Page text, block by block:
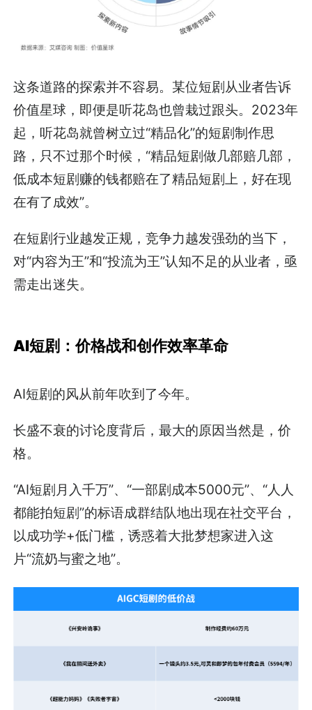
这条道路的探索并不容易。某位短剧从业者告诉
价值星球，即便是听花岛也曾栽过跟头。2023年
起，听花岛就曾树立过“精品化”的短剧制作思
路，只不过那个时候，“精品短剧做几部赔几部，
低成本短剧赚的钱都赔在了精品短剧上，好在现
在有了成效”。
在短剧行业越发正规，竞争力越发强劲的当下，
对“内容为王”和“投流为王”认知不足的从业者，亟
需走出迷失。
AI短剧：价格战和创作效率革命
AI短剧的风从前年吹到了今年。
长盛不衰的讨论度背后，最大的原因当然是，价
格。
“AI短剧月入千万”、“一部剧成本5000元”、“人人
都能拍短剧”的标语成群结队地出现在社交平台，
以成功学+低门槛，诱惑着大批梦想家进入这
片“流奶与蜜之地”。